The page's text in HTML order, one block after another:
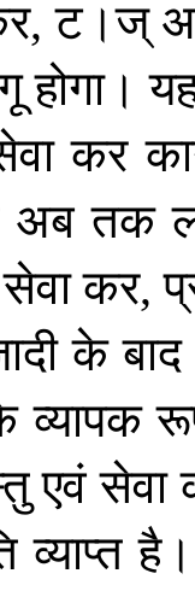
,ट।ज्
होगा।
कर
अब तक
सेवाकर,
के बाद
व्यापक
एवंसेवा
व्याप्त है।